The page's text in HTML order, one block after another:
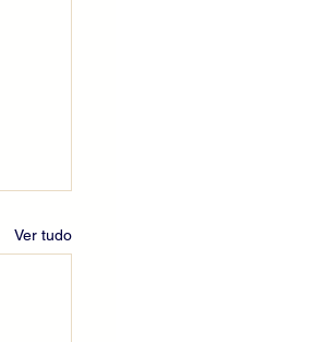
Ver tudo